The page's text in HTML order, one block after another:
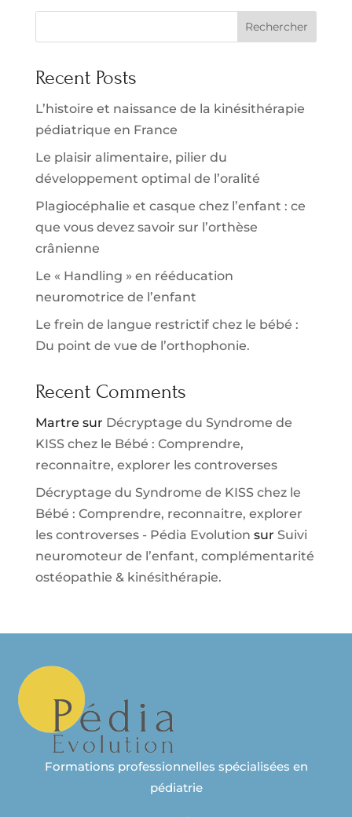
Rechercher
Recent Posts
L’histoire et naissance de la kinésithérapie
pédiatrique en France
Le plaisir alimentaire, pilier du
développement optimal de l’oralité
Plagiocéphalie et casque chez l’enfant : ce
que vous devez savoir sur l’orthèse
crânienne
Le « Handling » en rééducation
neuromotrice de l’enfant
Le frein de langue restrictif chez le bébé :
Du point de vue de l’orthophonie.
Recent Comments
Martre sur Décryptage du Syndrome de
KISS chez le Bébé : Comprendre,
reconnaitre, explorer les controverses
Décryptage du Syndrome de KISS chez le
Bébé : Comprendre, reconnaitre, explorer
les controverses - Pédia Evolution sur Suivi
neuromoteur de l’enfant, complémentarité
ostéopathie & kinésithérapie.
Formations professionnelles spécialisées en
pédiatrie